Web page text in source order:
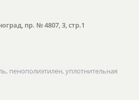
пр. № 4807, 3, стр.1
пенополиэтилен, уплотнительная